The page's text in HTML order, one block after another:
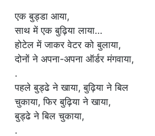
एक बुड्डा आया,
साथ में एक बुढ़िया लाया…
होटेल में जाकर वेटर को बुलाया,
दोनों ने अपना-अपना ऑर्डर मंगवाया,
.
पहले बुड्ढे ने खाया, बुढ़िया ने बिल
चुकाया, फिर बुढ़िया ने खाया,
बुड्ढे ने बिल चुकाया,
.